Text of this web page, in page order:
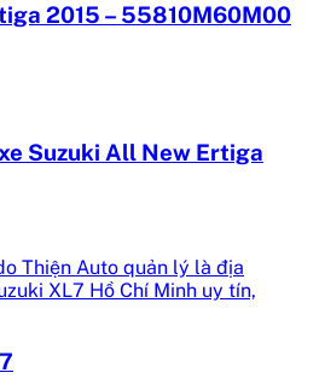
2015 – 55810M60M00
Suzuki All New Ertiga